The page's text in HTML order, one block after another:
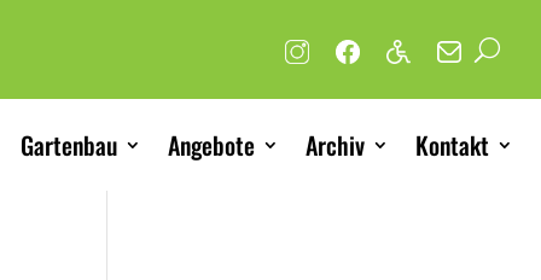
Gartenbau Angebote Archiv Kontakt